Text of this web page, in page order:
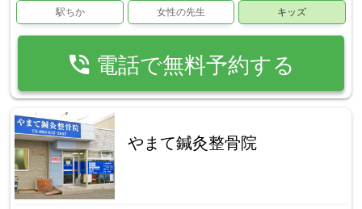
駅ちか 女性の先生 キッズ
phone_in_talk 電話で無料予約する
やまて鍼灸整骨院